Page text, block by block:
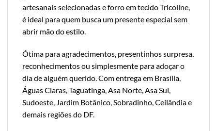
artesanais selecionadas e forro em tecido Tricoline,
é ideal para quem busca um presente especial sem
abrir mão do estilo.
Ótima para agradecimentos, presentinhos surpresa,
reconhecimentos ou simplesmente para adoçar o
dia de alguém querido. Com entrega em Brasília,
Águas Claras, Taguatinga, Asa Norte, Asa Sul,
Sudoeste, Jardim Botânico, Sobradinho, Ceilândia e
demais regiões do DF.